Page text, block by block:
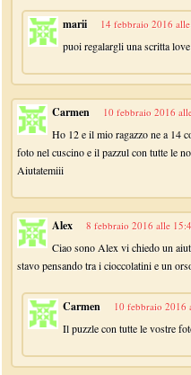
marii 14 febbraio 2016
puoi regalargli una scritta
Carmen 10 febbraio 2016
Ho 12 e il mio ragazzo ne a 14
foto nel cuscino e il pazzul con tutte le
Aiutatemiii
Alex 8 febbraio 2016 alle
Ciao sono Alex vi chiedo un
stavo pensando tra i cioccolatini e un
Carmen 10 febbraio 2016
Il puzzle con tutte le vostre